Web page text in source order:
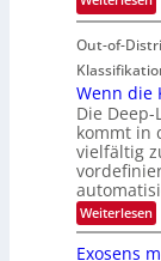
i
n
I
S
I
O
N
T
e
c
h
T
a
o
r
e
n
a
u
f
d
e
r
T
a
g
u
n
g
z
u
E
l
e
Out-of-
Wenn die
Die Deep-
kommt in
vielfältig
Weiterlesen:
Exosens